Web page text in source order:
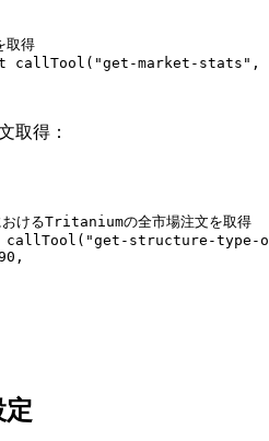
取得
callTool("get-market-stats",
取得：
るTritaniumの全市場注文を取得
callTool("get-structure-
定